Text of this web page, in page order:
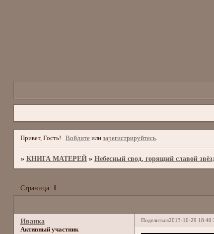
Привет, Гость! Войдите или зарегистрируйтесь
» КНИГА МАТЕРЕЙ » Небесный свод, горящий славой
Страница: 1
Поделиться2013-10-29
Иванка
Активный участник